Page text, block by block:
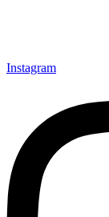
Instagram